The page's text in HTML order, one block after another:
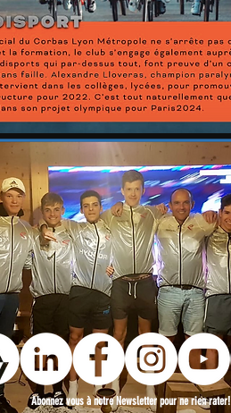
Abonnez vous à notre Newsletter pour ne rien rater!